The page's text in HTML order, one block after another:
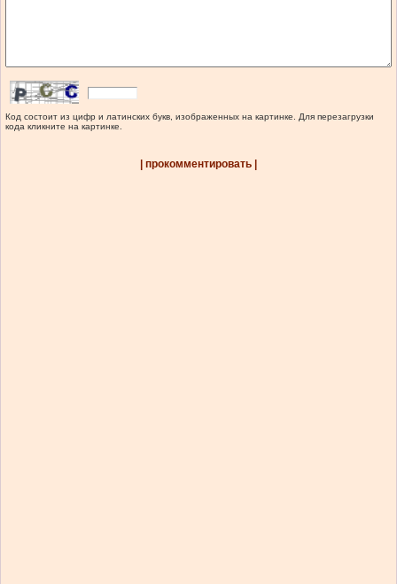
Код состоит из цифр и латинских букв, изображенных на картинке. Для перезагрузки
кода кликните на картинке.
| прокомментировать |